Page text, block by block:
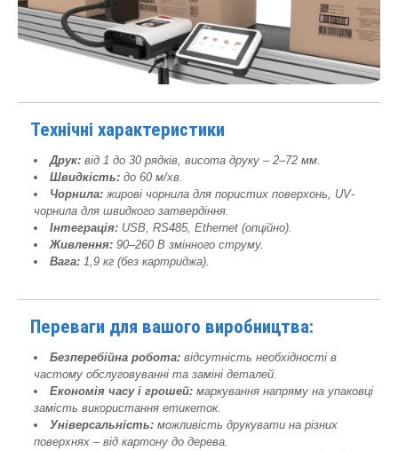
Технічні характеристики
Друк:від 1 до 30 рядків, висота друку – 2–72 мм.
Швидкість:до 60 м/хв.
Чорнила:жирові чорнила для пористих поверхонь, UV-
чорнила для швидкого затвердіння.
Інтеграція:USB, RS485, Ethernet (опційно).
Живлення:90–260 В змінного струму.
Вага:1,9 кг (без картриджа).
Переваги для вашого виробництва:
Безперебійна робота:відсутність необхідності в
частому обслуговуванні та заміні деталей.
Економія часу і грошей:маркування напряму на упаковці
замість використання етикеток.
Універсальність:можливість друкувати на різних
поверхнях – від картону до дерева.